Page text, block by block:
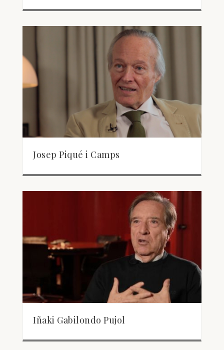
Josep Piqué i Camps
Iñaki Gabilondo Pujol